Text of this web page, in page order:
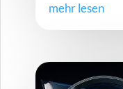
mehr lesen